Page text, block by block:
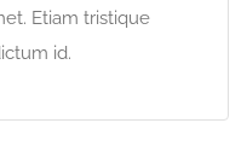
Etiam tristique
id.